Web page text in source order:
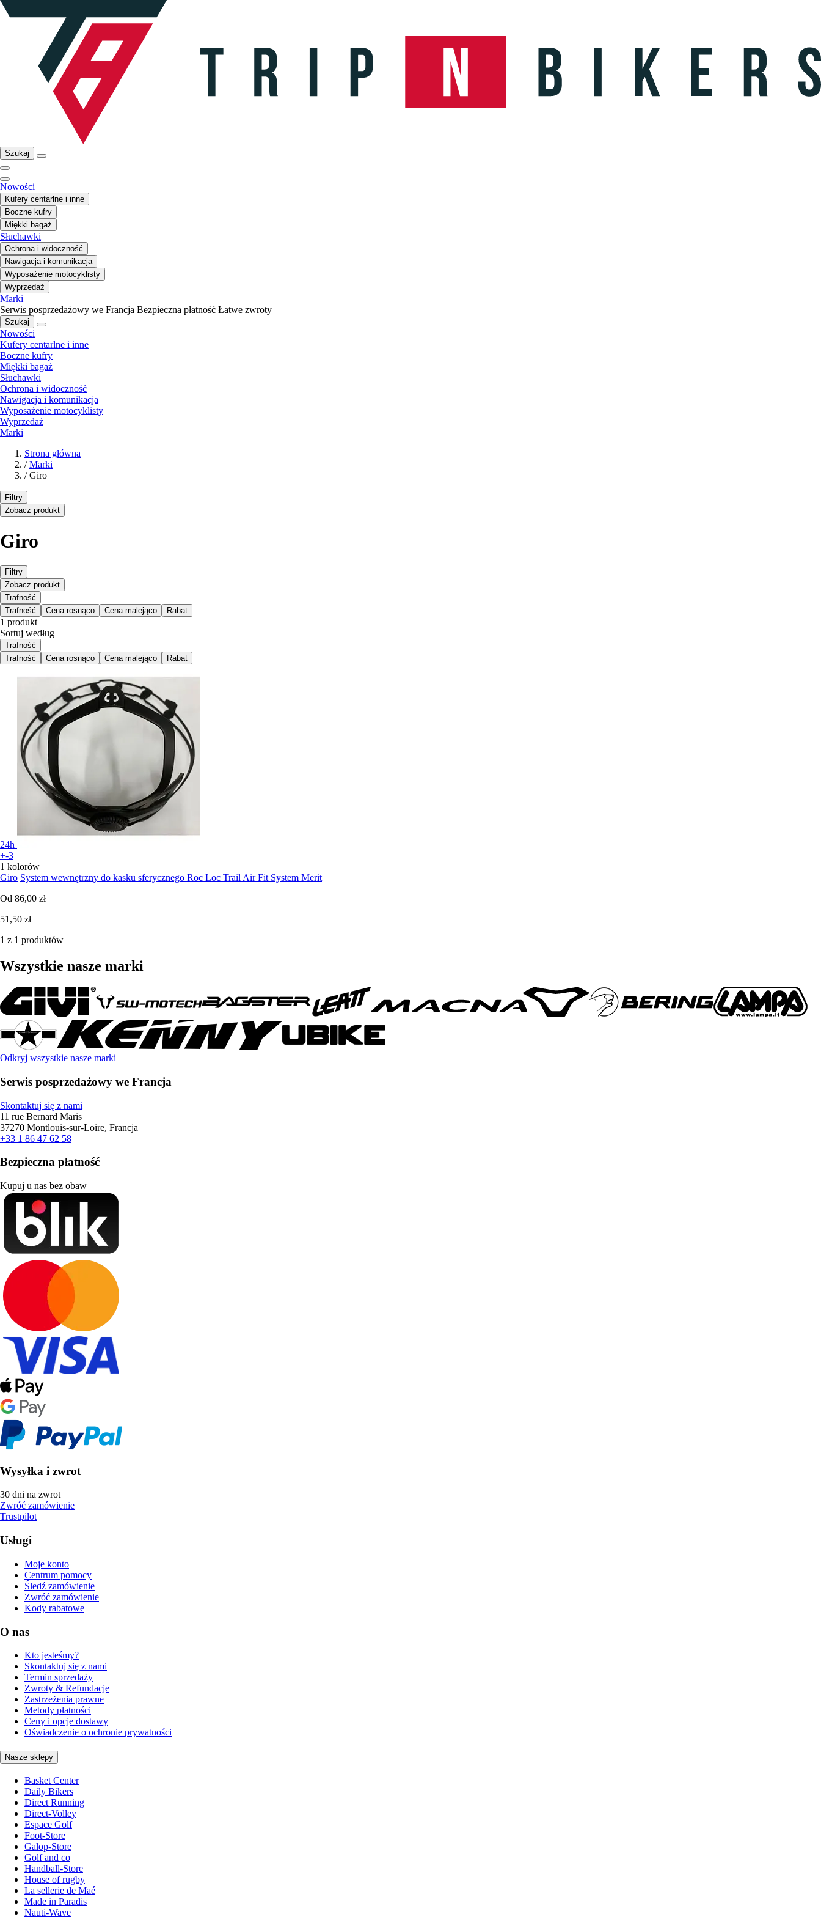
Szukaj
Nowości
Kufery centarlne i inne
Boczne kufry
Miękki bagaż
Słuchawki
Ochrona i widoczność
Nawigacja i komunikacja
Wyposażenie motocyklisty
Wyprzedaż
Marki
Serwis posprzedażowy we Francja Bezpieczna płatność Łatwe zwroty
Szukaj
Nowości
Kufery centarlne i inne
Boczne kufry
Miękki bagaż
Słuchawki
Ochrona i widoczność
Nawigacja i komunikacja
Wyposażenie motocyklisty
Wyprzedaż
Marki
Strona główna
/ Marki
/ Giro
Filtry
Zobacz produkt
Giro
Filtry
Zobacz produkt
Trafność
Trafność
Cena rosnąco Cena malejąco Rabat
1 produkt
Sortuj według
Trafność
Trafność
Cena rosnąco Cena malejąco Rabat
24h
+-3
1 kolorów
Giro System wewnętrzny do kasku sferycznego Roc Loc Trail Air Fit System Merit
Od 86,00 zł
51,50 zł
1 z 1 produktów
Wszystkie nasze marki
Odkryj wszystkie nasze marki
Serwis posprzedażowy we Francja
Skontaktuj się z nami
11 rue Bernard Maris
37270 Montlouis-sur-Loire, Francja
+33 1 86 47 62 58
Bezpieczna płatność
Kupuj u nas bez obaw
Wysyłka i zwrot
30 dni na zwrot
Zwróć zamówienie
Trustpilot
Usługi
Moje konto
Centrum pomocy
Śledź zamówienie
Zwróć zamówienie
Kody rabatowe
O nas
Kto jesteśmy?
Skontaktuj się z nami
Termin sprzedaży
Zwroty & Refundacje
Zastrzeżenia prawne
Metody płatności
Ceny i opcje dostawy
Oświadczenie o ochronie prywatności
Nasze sklepy
Basket Center
Daily Bikers
Direct Running
Direct-Volley
Espace Golf
Foot-Store
Galop-Store
Golf and co
Handball-Store
House of rugby
La sellerie de Maé
Made in Paradis
Nauti-Wave